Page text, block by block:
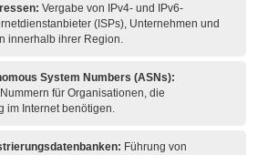
Vergabe von IPv4- und IPv6-
(ISPs), Unternehmen und
innerhalb ihrer Region.
System Numbers (ASNs):
für Organisationen, die
Internet benötigen.
Führung von